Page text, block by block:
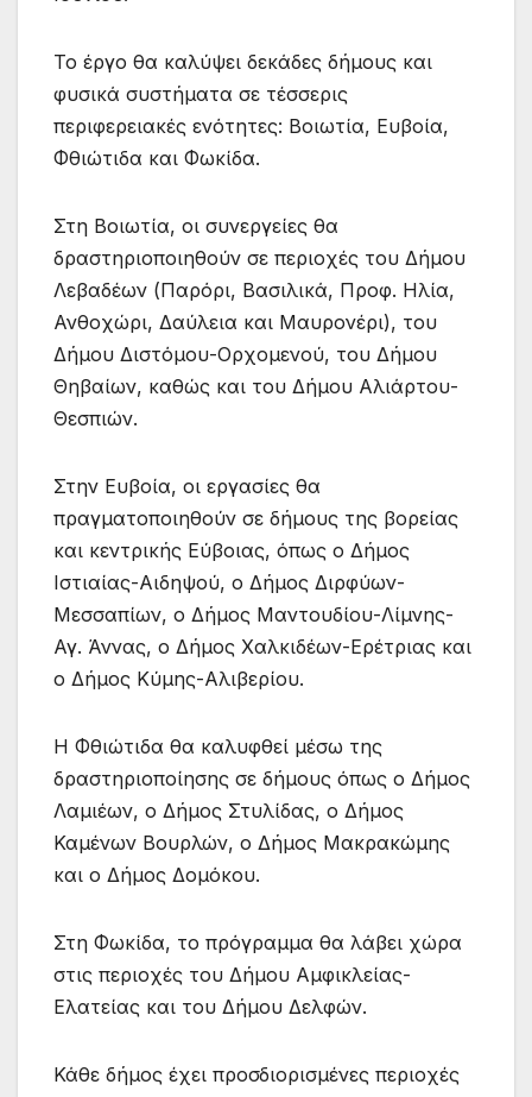
Το έργο θα καλύψει δεκάδες δήμους και
φυσικά συστήματα σε τέσσερις
περιφερειακές ενότητες: Βοιωτία, Ευβοία,
Φθιώτιδα και Φωκίδα.
Στη Βοιωτία, οι συνεργείες θα
δραστηριοποιηθούν σε περιοχές του Δήμου
Λεβαδέων (Παρόρι, Βασιλικά, Προφ. Ηλία,
Ανθοχώρι, Δαύλεια και Μαυρονέρι), του
Δήμου Διστόμου-Ορχομενού, του Δήμου
Θηβαίων, καθώς και του Δήμου Αλιάρτου-
Θεσπιών.
Στην Ευβοία, οι εργασίες θα
πραγματοποιηθούν σε δήμους της βορείας
και κεντρικής Εύβοιας, όπως ο Δήμος
Ιστιαίας-Αιδηψού, ο Δήμος Διρφύων-
Μεσσαπίων, ο Δήμος Μαντουδίου-Λίμνης-
Αγ. Άννας, ο Δήμος Χαλκιδέων-Ερέτριας και
ο Δήμος Κύμης-Αλιβερίου.
Η Φθιώτιδα θα καλυφθεί μέσω της
δραστηριοποίησης σε δήμους όπως ο Δήμος
Λαμιέων, ο Δήμος Στυλίδας, ο Δήμος
Καμένων Βουρλών, ο Δήμος Μακρακώμης
και ο Δήμος Δομόκου.
Στη Φωκίδα, το πρόγραμμα θα λάβει χώρα
στις περιοχές του Δήμου Αμφικλείας-
Ελατείας και του Δήμου Δελφών.
Κάθε δήμος έχει προσδιορισμένες περιοχές